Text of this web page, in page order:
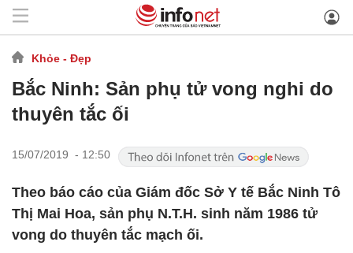
Khỏe - Đẹp
Bắc Ninh: Sản phụ tử vong nghi do
thuyên tắc ối
15/07/2019 - 12:50
Theo báo cáo của Giám đốc Sở Y tế Bắc Ninh Tô
Thị Mai Hoa, sản phụ N.T.H. sinh năm 1986 tử
vong do thuyên tắc mạch ối.